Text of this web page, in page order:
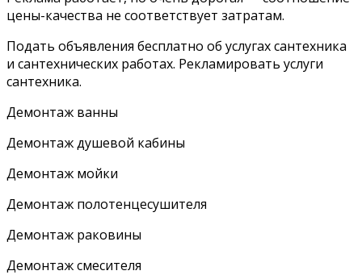
цены-качества не соответствует затратам.
Подать объявления бесплатно об услугах сантехника
и сантехнических работах. Рекламировать услуги
сантехника.
Демонтаж ванны
Демонтаж душевой кабины
Демонтаж мойки
Демонтаж полотенцесушителя
Демонтаж раковины
Демонтаж смесителя